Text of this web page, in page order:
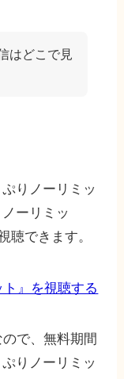
はどこで見
りノーリミッ
ーリミッ
聴できます。
』を視聴する
で、無料期間
りノーリミッ